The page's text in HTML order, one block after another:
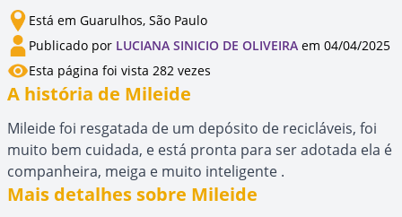
Está em Guarulhos, São Paulo
Publicado por LUCIANA SINICIO DE OLIVEIRA em 04/04/2025
Esta página foi vista 282 vezes
A história de Mileide
Mileide foi resgatada de um depósito de recicláveis, foi
muito bem cuidada, e está pronta para ser adotada ela é
companheira, meiga e muito inteligente .
Mais detalhes sobre Mileide